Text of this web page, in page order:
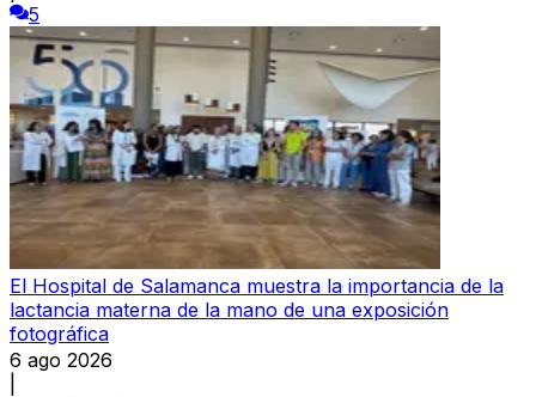
5
El Hospital de Salamanca muestra la importancia de la
lactancia materna de la mano de una exposición
fotográfica
6 ago 2026